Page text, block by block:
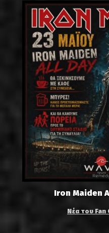
Iron Maiden
Νέα του Fan